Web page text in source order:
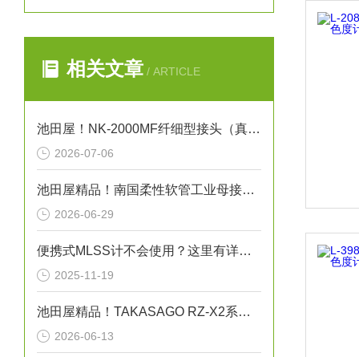
相关文章 / ARTICLE
池田屋！NK-2000MF纤细型接头（真空法兰）金属软管技术
2026-07-06
池田屋精品！南国柔性软管工业母接头式氟树脂软管 NK-FJS-C 参数介绍
2026-06-29
便携式MLSS计不会使用？这里有详细的使用攻略
2025-11-19
池田屋精品！TAKASAGO RZ-X2系列充放电系统 RZ-X2 参数介绍
2026-06-13